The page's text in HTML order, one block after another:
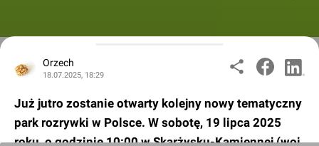
Orzech
18.07.2025, 18:29
Już jutro zostanie otwarty kolejny nowy tematyczny
park rozrywki w Polsce. W sobotę, 19 lipca 2025
roku, o godzinie 10:00 w Skarżysku-Kamiennej (woj.